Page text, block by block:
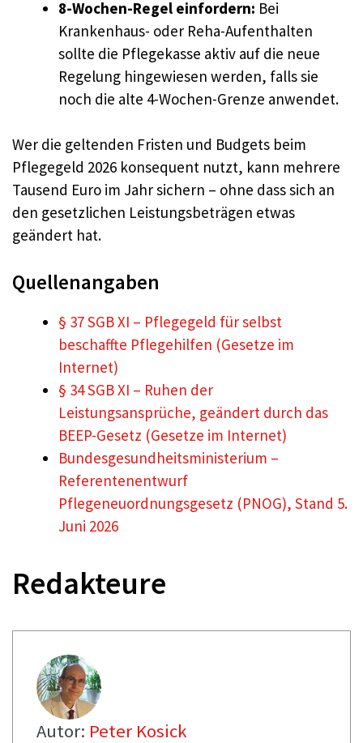
8-Wochen-Regel einfordern: Bei
Krankenhaus- oder Reha-Aufenthalten
sollte die Pflegekasse aktiv auf die neue
Regelung hingewiesen werden, falls sie
noch die alte 4-Wochen-Grenze anwendet.
Wer die geltenden Fristen und Budgets beim
Pflegegeld 2026 konsequent nutzt, kann mehrere
Tausend Euro im Jahr sichern – ohne dass sich an
den gesetzlichen Leistungsbeträgen etwas
geändert hat.
Quellenangaben
§ 37 SGB XI – Pflegegeld für selbst
beschaffte Pflegehilfen (Gesetze im
Internet)
§ 34 SGB XI – Ruhen der
Leistungsansprüche, geändert durch das
BEEP-Gesetz (Gesetze im Internet)
Bundesgesundheitsministerium –
Referentenentwurf
Pflegeneuordnungsgesetz (PNOG), Stand 5.
Juni 2026
Redakteure
Autor: Peter Kosick